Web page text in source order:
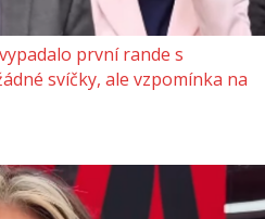
první rande s
svíčky, ale vzpomínka na